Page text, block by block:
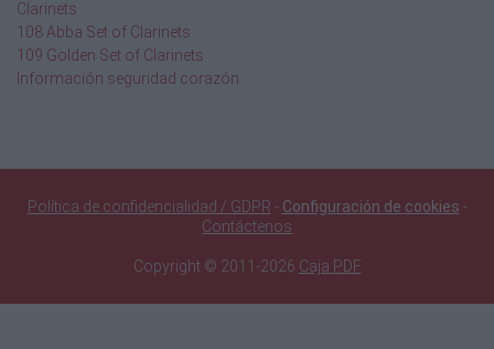
Clarinets
108 Abba Set of Clarinets
109 Golden Set of Clarinets
Información seguridad corazón
Política de confidencialidad / GDPR - Configuración de cookies -
Contáctenos
Copyright © 2011-2026 Caja PDF